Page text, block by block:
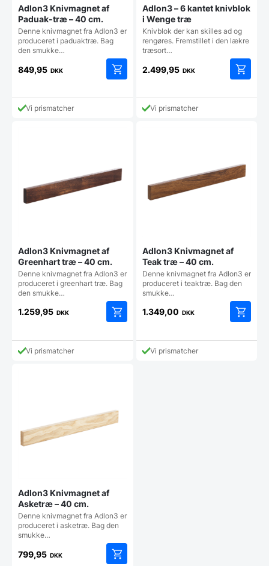
Adlon3 Knivmagnet af
Paduak-træ – 40 cm.
Denne knivmagnet fra Adlon3 er
produceret i paduaktræ. Bag
den smukke…
849,95 DKK
Vi prismatcher
Adlon3 – 6 kantet knivblok
i Wenge træ
Knivblok der kan skilles ad og
rengøres. Fremstillet i den lækre
træsort…
2.499,95 DKK
Vi prismatcher
Adlon3 Knivmagnet af
Greenhart træ – 40 cm.
Denne knivmagnet fra Adlon3 er
produceret i greenhart træ. Bag
den smukke…
1.259,95 DKK
Vi prismatcher
Adlon3 Knivmagnet af
Teak træ – 40 cm.
Denne knivmagnet fra Adlon3 er
produceret i teaktræ. Bag den
smukke…
1.349,00 DKK
Vi prismatcher
Adlon3 Knivmagnet af
Asketræ – 40 cm.
Denne knivmagnet fra Adlon3 er
produceret i asketræ. Bag den
smukke…
799,95 DKK